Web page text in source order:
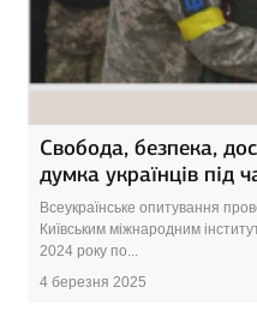
Свобода, безпека,
думка українців під
Всеукраїнське опитування
Київським міжнародним
2024 року по...
4 березня 2025